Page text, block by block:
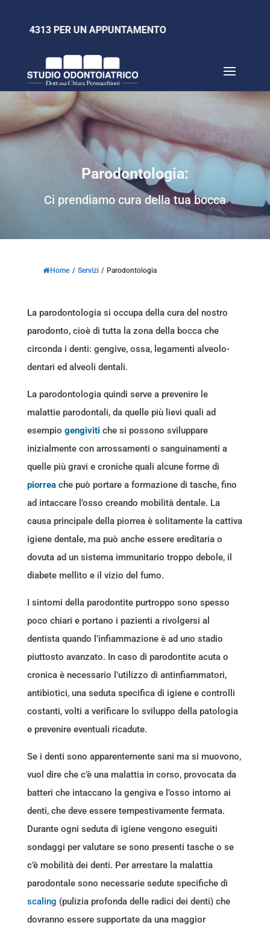
4313 PER UN APPUNTAMENTO
Parodontologia:
Ci prendiamo cura della tua bocca
Home / Servizi / Parodontologia
La parodontologia si occupa della cura del nostro
parodonto, cioè di tutta la zona della bocca che
circonda i denti: gengive, ossa, legamenti alveolo-
dentari ed alveoli dentali.
La parodontologia quindi serve a prevenire le
malattie parodontali, da quelle più lievi quali ad
esempio gengiviti che si possono sviluppare
inizialmente con arrossamenti o sanguinamenti a
quelle più gravi e croniche quali alcune forme di
piorreache può portare a formazione di tasche, fino
ad intaccare l’osso creando mobilità dentale. La
causa principale della piorrea è solitamente la cattiva
igiene dentale, ma può anche essere ereditaria o
dovuta ad un sistema immunitario troppo debole, il
diabete mellito e il vizio del fumo.
I sintomi della parodontite purtroppo sono spesso
poco chiari e portano i pazienti a rivolgersi al
dentista quando l’infiammazione è ad uno stadio
piuttosto avanzato. In caso di parodontite acuta o
cronica è necessario l’utilizzo di antinfiammatori,
antibiotici, una seduta specifica di igiene e controlli
costanti, volti a verificare lo sviluppo della patologia
e prevenire eventuali ricadute.
Se i denti sono apparentemente sani ma si muovono,
vuol dire che c’è una malattia in corso, provocata da
batteri che intaccano la gengiva e l’osso intorno ai
denti, che deve essere tempestivamente fermata.
Durante ogni seduta di igiene vengono eseguiti
sondaggi per valutare se sono presenti tasche o se
c’è mobilità dei denti. Per arrestare la malattia
parodontale sono necessarie sedute specifiche di
scaling (pulizia profonda delle radici dei denti) che
dovranno essere supportate da una maggior